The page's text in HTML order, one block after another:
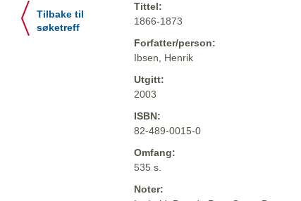
Tilbake til
søketreff
Tittel:
1866-1873
Forfatter/person:
Ibsen, Henrik
Utgitt:
2003
ISBN:
82-489-0015-0
Omfang:
535 s.
Noter: